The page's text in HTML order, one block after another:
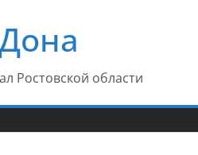
Ростовской области